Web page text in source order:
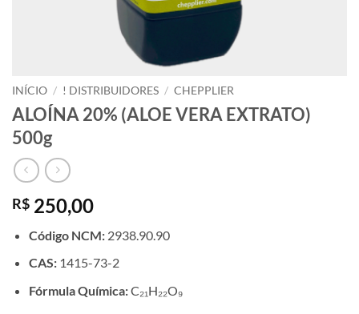
INÍCIO / ! DISTRIBUIDORES / CHEPPLIER
ALOÍNA 20% (ALOE VERA EXTRATO)
500g
R$ 250,00
Código NCM:2938.90.90
CAS:1415-73-2
Fórmula Química:C₂₁H₂₂O₉